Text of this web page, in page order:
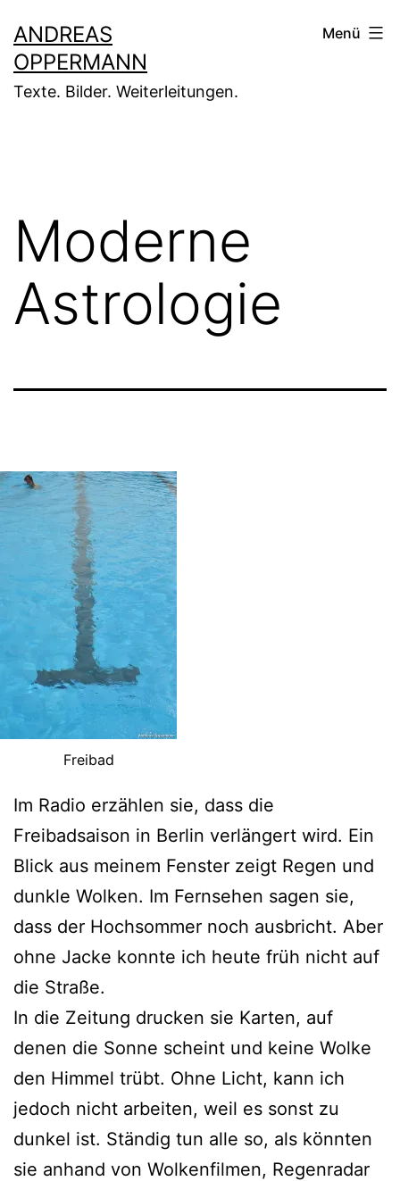
Inhalt
springen
ANDREAS
OPPERMANN
Texte. Bilder. Weiterleitungen.
Menü
Moderne
Astrologie
Freibad
Im Radio erzählen sie, dass die
Freibadsaison in Berlin verlängert wird. Ein
Blick aus meinem Fenster zeigt Regen und
dunkle Wolken. Im Fernsehen sagen sie,
dass der Hochsommer noch ausbricht. Aber
ohne Jacke konnte ich heute früh nicht auf
die Straße.
In die Zeitung drucken sie Karten, auf
denen die Sonne scheint und keine Wolke
den Himmel trübt. Ohne Licht, kann ich
jedoch nicht arbeiten, weil es sonst zu
dunkel ist. Ständig tun alle so, als könnten
sie anhand von Wolkenfilmen, Regenradar